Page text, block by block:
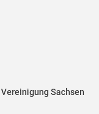
Sachsen